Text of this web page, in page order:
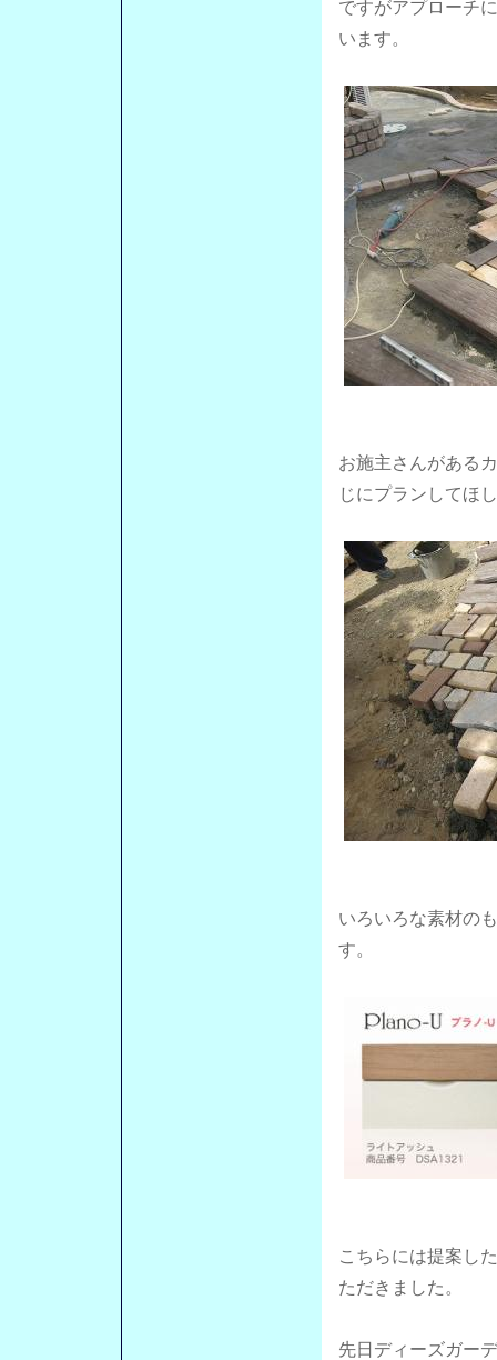
ですがアプローチ
います。
お施主さんがある
じにプランしてほ
いろいろな素材の
す。
こちらには提案し
ただきました。
先日ディーズガー